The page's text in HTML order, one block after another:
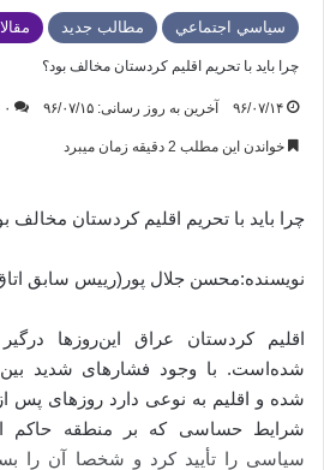
سياسي اجتماعي مطالب جدید
چرا باید با تحریم اقلیم کردستان مخالف بود؟
۹۶/۰۷/۱۴ آخرین به روز رسانی: ۹۶/۰۷/۱۵ ۰
خواندن این مطلب 2 دقیقه زمان میبرد
چرا باید با تحریم اقلیم کردستان مخالف
نویسنده:‌محسن جلال پور(رییس سابق اتاق
اقلیم کردستان عراق این‌روزها
شده‌است. با وجود فشارهای شدید بین
شده و اقلیم به نوعی دارد روزهای پس
شرایط حساسی که بر منطقه حاکم
سیاسی را تأیید کرد و شخصا آن را